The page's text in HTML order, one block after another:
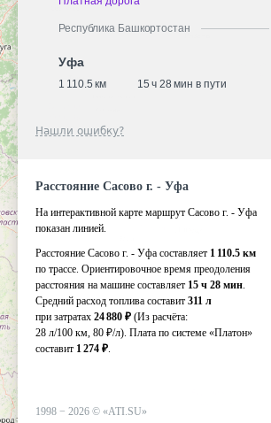
Республика Башкортостан
Уфа
1 110.5 км 15 ч 28 мин в пути
Нашли ошибку?
Расстояние Сасово г. - Уфа
На интерактивной карте маршрут Сасово г. - Уфа
показан линией.
Расстояние Сасово г. - Уфа составляет 1 110.5 км
по трассе. Ориентировочное время преодоления
расстояния на машине составляет 15 ч 28 мин.
Средний расход топлива составит 311 л
при затратах 24 880 ₽ (Из расчёта:
28 л/100 км, 80 ₽/л). Плата по системе «Платон»
составит 1 274 ₽.
1998 − 2026 © «ATI.SU»